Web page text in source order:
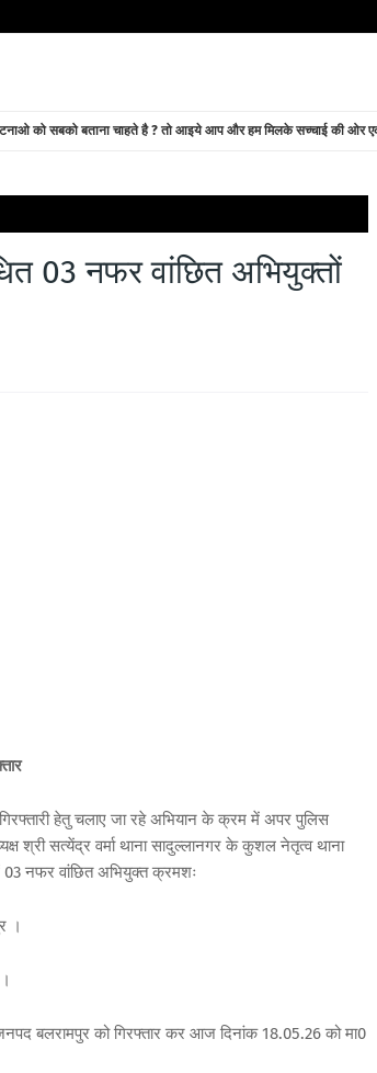
को सबको बताना चाहते है ? तो आइये आप और हम मिलके सच्चाई की
03 नफर वांछित अभियुक्तों
गिरफ्तारी हेतु चलाए जा रहे अभियान के क्रम में अपर पुलिस
श्री सत्येंद्र वर्मा थाना सादुल्लानगर के कुशल नेतृत्व थाना
नफर वांछित अभियुक्त क्रमशः
।
जनपद बलरामपुर को गिरफ्तार कर आज दिनांक 18.05.26 को मा0